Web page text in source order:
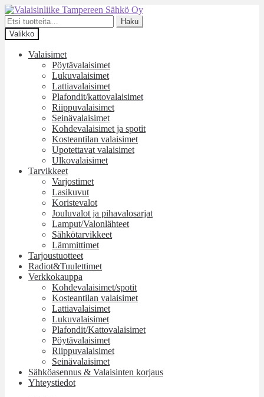
Siirry
navigointiin
Siirry
sisältöön
Etsi:
Haku
Valikko
Valaisimet
Pöytävalaisimet
Lukuvalaisimet
Lattiavalaisimet
Plafondit/kattovalaisimet
Riippuvalaisimet
Seinävalaisimet
Kohdevalaisimet ja spotit
Kosteantilan valaisimet
Upotettavat valaisimet
Ulkovalaisimet
Tarvikkeet
Varjostimet
Lasikuvut
Koristevalot
Jouluvalot ja pihavalosarjat
Lamput/Valonlähteet
Sähkötarvikkeet
Lämmittimet
Tarjoustuotteet
Radiot&Tuulettimet
Verkkokauppa
Kohdevalaisimet/spotit
Kosteantilan valaisimet
Lattiavalaisimet
Lukuvalaisimet
Plafondit/Kattovalaisimet
Pöytävalaisimet
Riippuvalaisimet
Seinävalaisimet
Sähköasennus & Valaisinten korjaus
Yhteystiedot